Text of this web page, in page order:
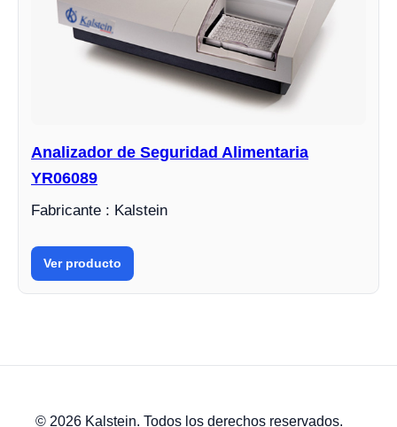
Analizador de Seguridad Alimentaria
YR06089
Fabricante : Kalstein
Ver producto
© 2026 Kalstein. Todos los derechos reservados.